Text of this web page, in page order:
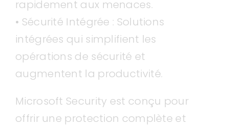
rapidement aux menaces.
• Sécurité Intégrée : Solutions
intégrées qui simplifient les
opérations de sécurité et
augmentent la productivité.
Microsoft Security est conçu pour
offrir une protection complète et